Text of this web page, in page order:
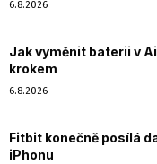
6.8.2026
Jak vyměnit baterii v
krokem
6.8.2026
Fitbit konečně posílá
iPhonu